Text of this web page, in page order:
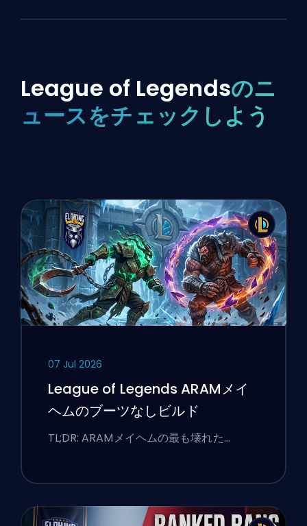
League of Legendsのニ
ュースをチェックしよう
07 Jul 2026
League of Legends ARAMメイ
ヘムのブーツなしビルド
TL;DR: ARAMメイヘムの最も壊れた…